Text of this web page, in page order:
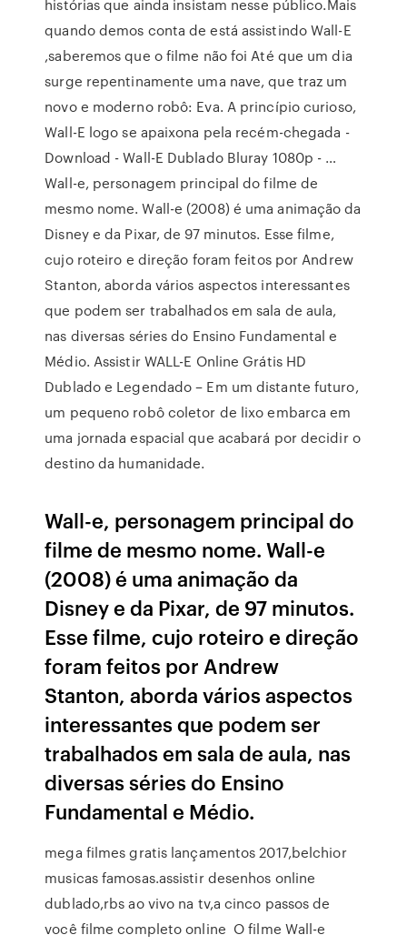
histórias que ainda insistam nesse público.Mais
quando demos conta de está assistindo Wall-E
,saberemos que o filme não foi Até que um dia
surge repentinamente uma nave, que traz um
novo e moderno robô: Eva. A princípio curioso,
Wall-E logo se apaixona pela recém-chegada -
Download - Wall-E Dublado Bluray 1080p - …
Wall-e, personagem principal do filme de
mesmo nome. Wall-e (2008) é uma animação da
Disney e da Pixar, de 97 minutos. Esse filme,
cujo roteiro e direção foram feitos por Andrew
Stanton, aborda vários aspectos interessantes
que podem ser trabalhados em sala de aula,
nas diversas séries do Ensino Fundamental e
Médio. Assistir WALL-E Online Grátis HD
Dublado e Legendado – Em um distante futuro,
um pequeno robô coletor de lixo embarca em
uma jornada espacial que acabará por decidir o
destino da humanidade.
Wall-e, personagem principal do
filme de mesmo nome. Wall-e
(2008) é uma animação da
Disney e da Pixar, de 97 minutos.
Esse filme, cujo roteiro e direção
foram feitos por Andrew
Stanton, aborda vários aspectos
interessantes que podem ser
trabalhados em sala de aula, nas
diversas séries do Ensino
Fundamental e Médio.
mega filmes gratis lançamentos 2017,belchior
musicas famosas.assistir desenhos online
dublado,rbs ao vivo na tv,a cinco passos de
você filme completo online O filme Wall-e